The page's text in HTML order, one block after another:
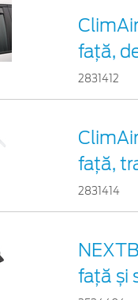
față,
2831412
față,
2831414
față și